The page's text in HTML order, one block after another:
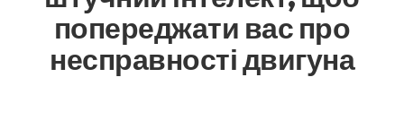
попереджати вас про
несправності двигуна